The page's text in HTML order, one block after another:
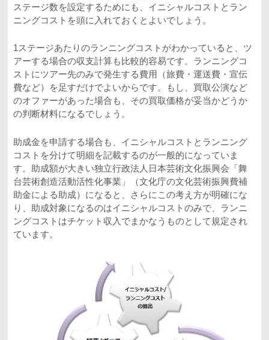
ステージ数を設定するためにも、イニシャルコストとラン
ニングコストを頭に入れておくとよいでしょう。
1ステージあたりのランニングコストがわかっていると、ツ
アーする場合の収支計算も比較的容易です。ランニングコ
ストにツアー先のみで発生する費用（旅費・運送費・宣伝
費など）を足すだけでよいからです。もし、買取公演など
のオファーがあった場合も、その買取価格が妥当かどうか
の判断材料になるでしょう。
助成金を申請する場合も、イニシャルコストとランニング
コストを分けて明細を記載するのが一般的になっていま
す。助成額が大きい独立行政法人日本芸術文化振興会「舞
台芸術創造活動活性化事業」（文化庁の文化芸術振興費補
助金による助成）になると、さらにこの考え方が明確にな
り、助成対象になるのはイニシャルコストのみで、ランニ
ングコストはチケット収入でまかなうものとして規定され
ています。